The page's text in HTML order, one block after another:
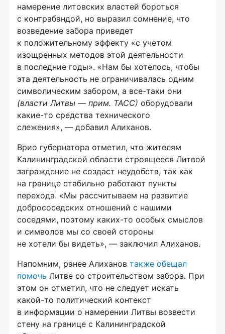
намерение литовских властей бороться
с контрабандой, но выразил сомнение, что
возведение забора приведет
к положительному эффекту «с учетом
изощренных методов этой деятельности
в последние годы». «Нам бы хотелось, чтобы
эта деятельность не ограничивалась одним
символическим забором, а все-таки они
(власти Литвы — прим. ТАСС) оборудовали
какие-то средства технического
слежения», — добавил Алиханов.
Врио губернатора отметил, что жителям
Калининградской области строящееся Литвой
заграждение не создаст неудобств, так как
на границе стабильно работают пункты
перехода. «Мы рассчитываем на развитие
добрососедских отношений с нашими
соседями, поэтому каких-то особых смыслов
и символов мы со своей стороны
не хотели бы видеть», — заключил Алиханов.
Напомним, ранее Алиханов также обещал
помочь Литве со строительством забора. При
этом он отметил, что не следует искать
какой-то политический контекст
в информации о намерении Литвы возвести
стену на границе с Калининградской